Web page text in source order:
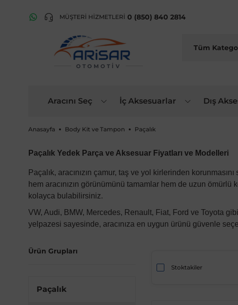
MÜŞTERİ HİZMETLERİ 0 (850) 840 2814
OTOMOTIV
Aracını Seç İç Aksesuarlar Dış
Anasayfa Body Kit ve Tampon Paçalık
Paçalık Yedek Parça ve Aksesuar Fiyatları ve Modelleri
Paçalık, aracınızın çamur, taş ve yol kirlerinden
hem aracınızın görünümünü tamamlar hem de uzun
kolayca bulabilirsiniz.
VW, Audi, BMW, Mercedes, Renault, Fiat, Ford ve Toyota
yelpazesi sayesinde, aracınıza en uygun ürünü güvenle
Ürün Grupları
Paçalık
Stoktakiler